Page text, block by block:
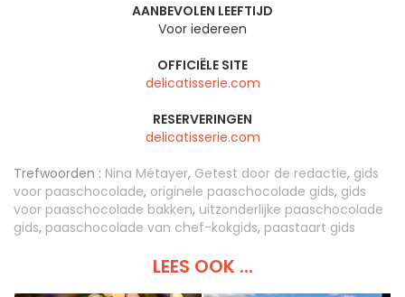
AANBEVOLEN LEEFTIJD
Voor iedereen
OFFICIËLE SITE
delicatisserie.com
RESERVERINGEN
delicatisserie.com
Trefwoorden : Nina Métayer, Getest door de redactie, gids
voor paaschocolade, originele paaschocolade gids, gids
voor paaschocolade bakken, uitzonderlijke paaschocolade
gids, paaschocolade van chef-kokgids, paastaart gids
LEES OOK ...